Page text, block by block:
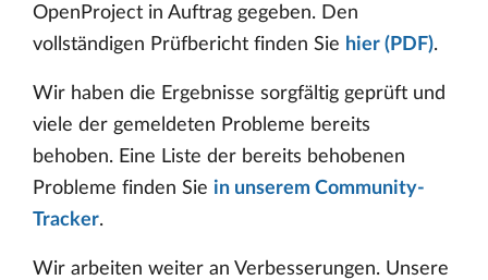
OpenProject in Auftrag gegeben. Den
vollständigen Prüfbericht finden Sie hier (PDF).
Wir haben die Ergebnisse sorgfältig geprüft und
viele der gemeldeten Probleme bereits
behoben. Eine Liste der bereits behobenen
Probleme finden Sie in unserem Community-
Tracker.
Wir arbeiten weiter an Verbesserungen. Unsere